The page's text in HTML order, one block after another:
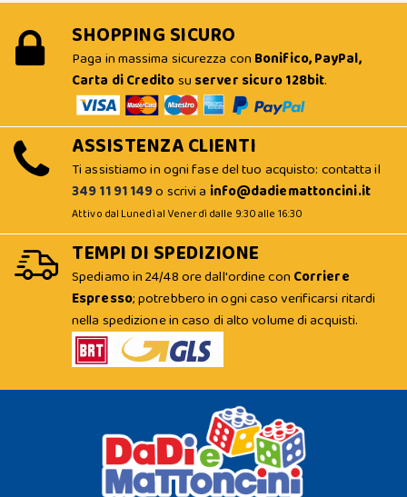
SHOPPING SICURO
Paga in massima sicurezza con Bonifico, PayPal,
Carta di Creditosu server sicuro 128bit.
ASSISTENZA CLIENTI
Ti assistiamo in ogni fase del tuo acquisto: contatta il
349 11 91 149o scrivi a info@dadiemattoncini.it
Attivo dal Lunedì al Venerdì dalle 9:30 alle 16:30
TEMPI DI SPEDIZIONE
Spediamo in 24/48 ore dall'ordine con Corriere
Espresso; potrebbero in ogni caso verificarsi ritardi
nella spedizione in caso di alto volume di acquisti.